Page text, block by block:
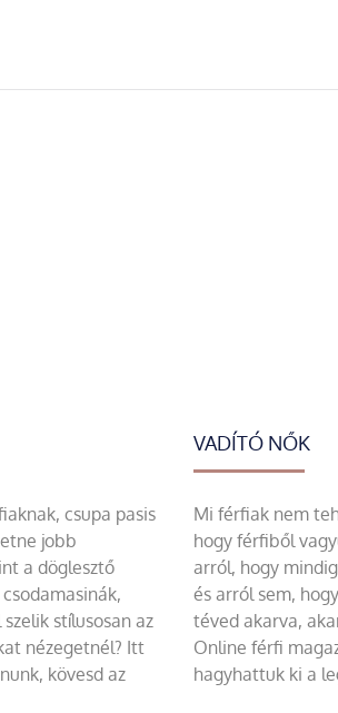
csupa pasis
jobb
a döglesztő
stílusosan az
nézegetnél? Itt
kövesd az
VADÍTÓ NŐK
Mi férfiak nem
hogy férfiből
arról, hogy
és arról sem,
téved akarva,
Online férfi
hagyhattuk ki a